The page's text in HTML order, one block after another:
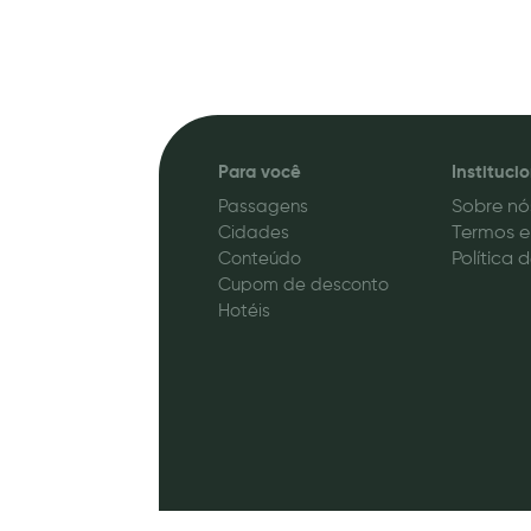
Para você
Passagens
Cidades
Conteúdo
Cupom de desconto
Hotéis
Sobre
Termos
Política